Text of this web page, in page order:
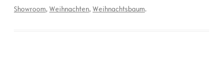
Showroom, Weihnachten, Weihnachtsbaum.